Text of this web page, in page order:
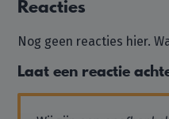
Reacties
Nog geen reacties hier.
Laat een reactie